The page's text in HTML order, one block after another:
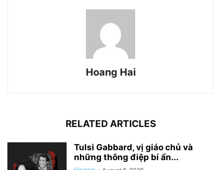
Hoang Hai
RELATED ARTICLES
Tulsi Gabbard, vị giáo chủ và
những thông điệp bí ẩn...